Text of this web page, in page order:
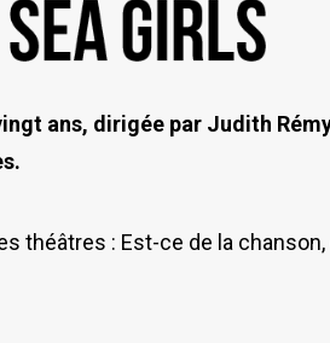
ans, dirigée par Judith
théâtres : Est-ce de la